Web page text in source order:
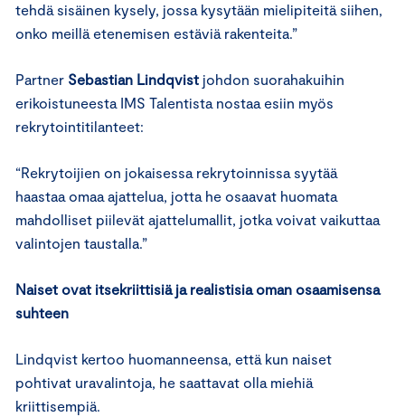
tehdä sisäinen kysely, jossa kysytään mielipiteitä siihen,
onko meillä etenemisen estäviä rakenteita.”
Partner Sebastian Lindqvist johdon suorahakuihin
erikoistuneesta IMS Talentista nostaa esiin myös
rekrytointitilanteet:
“Rekrytoijien on jokaisessa rekrytoinnissa syytää
haastaa omaa ajattelua, jotta he osaavat huomata
mahdolliset piilevät ajattelumallit, jotka voivat vaikuttaa
valintojen taustalla.”
Naiset ovat itsekriittisiä ja realistisia oman osaamisensa
suhteen
Lindqvist kertoo huomanneensa, että kun naiset
pohtivat uravalintoja, he saattavat olla miehiä
kriittisempiä.